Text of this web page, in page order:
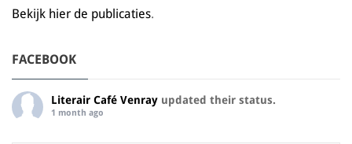
Bekijk hier de publicaties.
FACEBOOK
Literair Café Venray updated their status.
1 month ago